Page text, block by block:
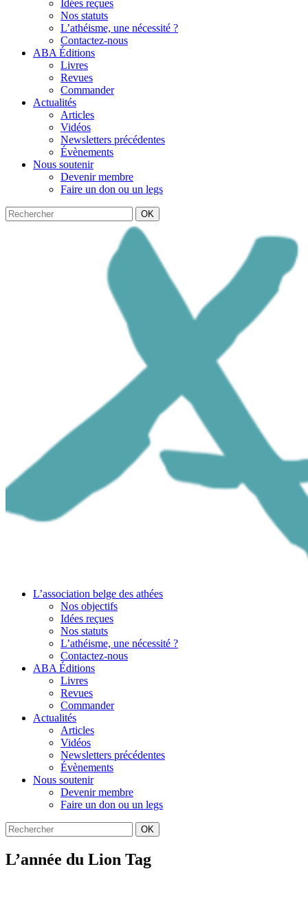
Idées reçues
Nos statuts
L’athéisme, une nécessité ?
Contactez-nous
ABA Éditions
Livres
Revues
Commander
Actualités
Articles
Vidéos
Newsletters précédentes
Évènements
Nous soutenir
Devenir membre
Faire un don ou un legs
OK
L’association belge des athées
Nos objectifs
Idées reçues
Nos statuts
L’athéisme, une nécessité ?
Contactez-nous
ABA Éditions
Livres
Revues
Commander
Actualités
Articles
Vidéos
Newsletters précédentes
Évènements
Nous soutenir
Devenir membre
Faire un don ou un legs
OK
L’année du Lion Tag